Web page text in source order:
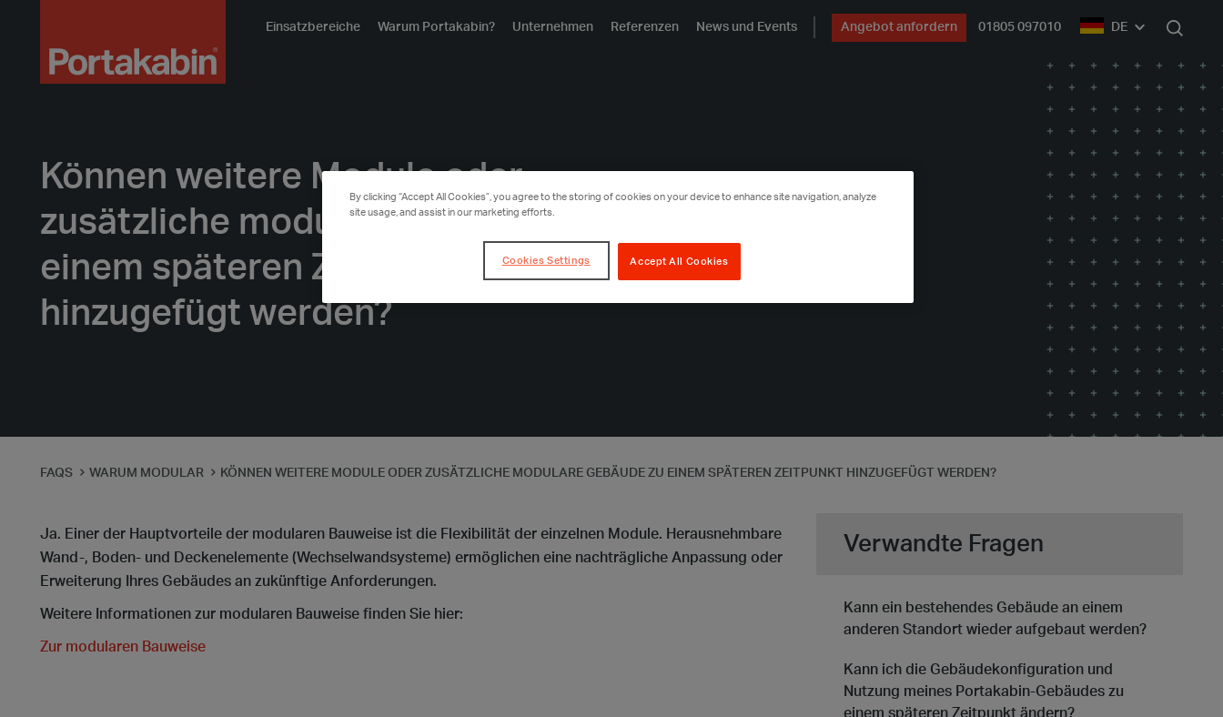
Einsatzbereiche
Warum Portakabin? Unternehmen Referenzen News und Events Angebot anfordern 01805 097010 DE
Können weitere Module oder
zusätzliche modulare Gebäude zu
einem späteren Zeitpunkt
hinzugefügt werden?
FAQS WARUM MODULAR KÖNNEN WEITERE MODULE ODER ZUSÄTZLICHE MODULARE GEBÄUDE ZU EINEM SPÄTEREN ZEITPUNKT HINZUGEFÜGT WERDEN?
Ja. Einer der Hauptvorteile der modularen Bauweise ist die Flexibilität der einzelnen Module. Herausnehmbare
Wand-, Boden- und Deckenelemente (Wechselwandsysteme) ermöglichen eine nachträgliche Anpassung oder
Erweiterung Ihres Gebäudes an zukünftige Anforderungen.
Weitere Informationen zur modularen Bauweise finden Sie hier:
Zur modularen Bauweise
Verwandte Fragen
Kann ein bestehendes Gebäude an einem
anderen Standort wieder aufgebaut werden?
Kann ich die Gebäudekonfiguration und
Nutzung meines Portakabin-Gebäudes zu
einem späteren Zeitpunkt ändern?
By clicking “Accept All Cookies”, you agree to the storing of cookies on your device to enhance site navigation, analyze
site usage, and assist in our marketing efforts.
Accept All Cookies
Cookies Settings